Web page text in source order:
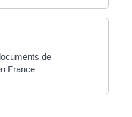
de
France